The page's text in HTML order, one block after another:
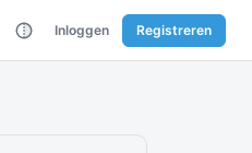
Inloggen Registreren